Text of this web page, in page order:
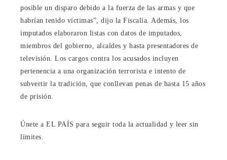
posible un disparo debido a la fuerza de las armas y que
habrían tenido víctimas”, dijo la Fiscalía. Además, los
imputados elaboraron listas con datos de imputados,
miembros del gobierno, alcaldes y hasta presentadores de
televisión. Los cargos contra los acusados ​​incluyen
pertenencia a una organización terrorista e intento de
subvertir la tradición, que conllevan penas de hasta 15 años
de prisión.
Únete a EL PAÍS para seguir toda la actualidad y leer sin
límites.